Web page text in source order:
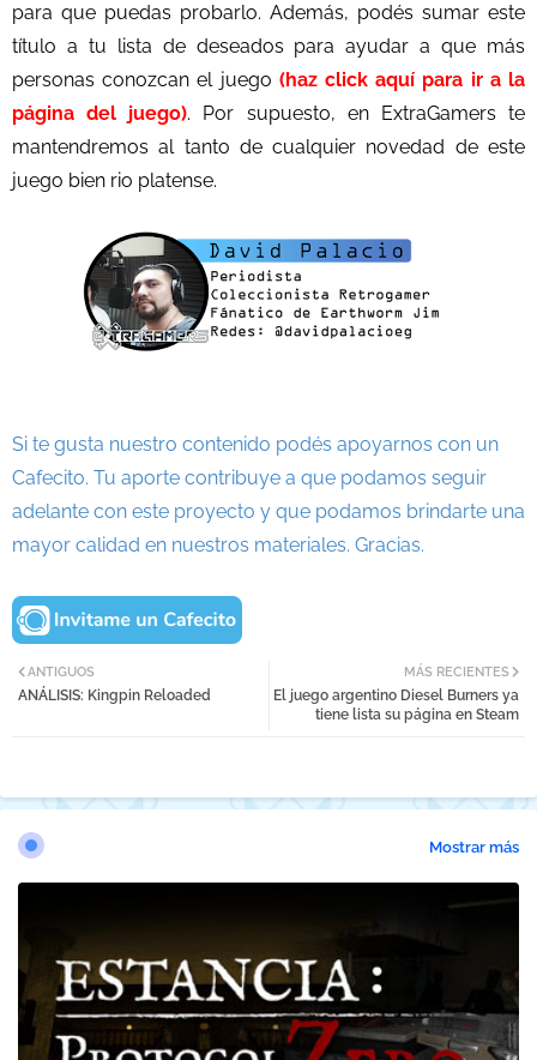
para que puedas probarlo. Además, podés sumar este
título a tu lista de deseados para ayudar a que más
personas conozcan el juego (haz click aquí para ir a la
página del juego). Por supuesto, en ExtraGamers te
mantendremos al tanto de cualquier novedad de este
juego bien rio platense.
Si te gusta nuestro contenido podés apoyarnos con un
Cafecito. Tu aporte contribuye a que podamos seguir
adelante con este proyecto y que podamos brindarte una
mayor calidad en nuestros materiales. Gracias.
MÁS RECIENTES
El juego argentino Diesel Burners ya
tiene lista su página en Steam
ANTIGUOS
ANÁLISIS: Kingpin Reloaded
Mostrar más